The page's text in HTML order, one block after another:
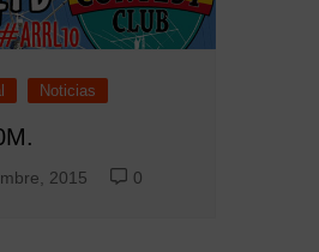
Noticias
2015 0